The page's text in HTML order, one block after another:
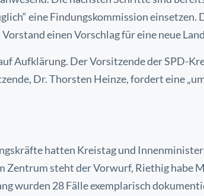
eine Findungskommission einsetzen.
einen Vorschlag für eine neue
Aufklärung. Der Vorsitzende der SPD-
Dr. Thorsten Heinze, fordert eine
hatten Kreistag und
Zentrum steht der Vorwurf, Riethig habe
wurden 28 Fälle exemplarisch